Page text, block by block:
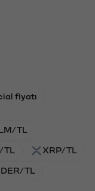
fiyatı
TL
TL XRP/TL
TL